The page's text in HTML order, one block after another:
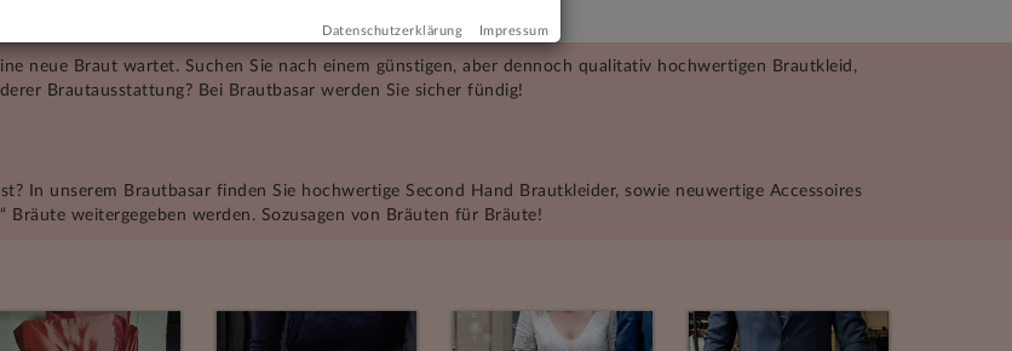
neue Braut wartet. Suchen Sie nach einem günstigen, aber dennoch qualitativ hochwertigen Brautkleid,
Brautausstattung? Bei Brautbasar werden Sie sicher fündig!
In unserem Brautbasar finden Sie hochwertige Second Hand Brautkleider, sowie neuwertige Accessoires
Bräute weitergegeben werden. Sozusagen von Bräuten für Bräute!
Datenschutzerklärung Impressum